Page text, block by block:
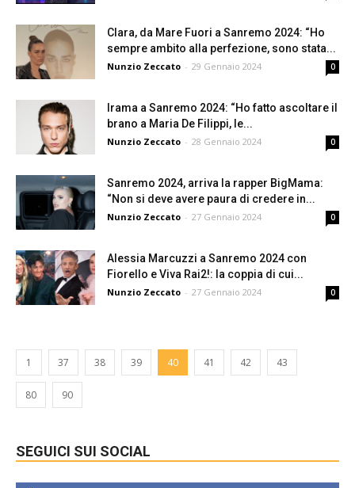
Clara, da Mare Fuori a Sanremo 2024: “Ho
sempre ambito alla perfezione, sono stata...
Nunzio Zeccato - 29 Gennaio 2024 0
Irama a Sanremo 2024: “Ho fatto ascoltare il
brano a Maria De Filippi, le...
Nunzio Zeccato - 28 Gennaio 2024 0
Sanremo 2024, arriva la rapper BigMama:
“Non si deve avere paura di credere in...
Nunzio Zeccato - 27 Gennaio 2024 0
Alessia Marcuzzi a Sanremo 2024 con
Fiorello e Viva Rai2!: la coppia di cui...
Nunzio Zeccato - 27 Gennaio 2024 0
1 37 38 39 40 41 42 43
80 90
SEGUICI SUI SOCIAL